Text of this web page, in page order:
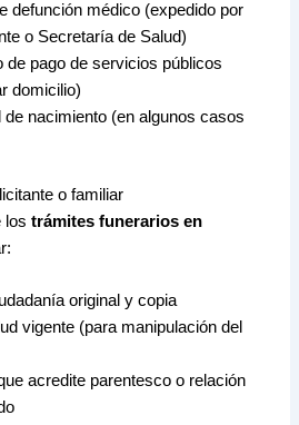
defunción médico (expedido por
o Secretaría de Salud)
de pago de servicios públicos
domicilio)
de nacimiento (en algunos casos
o familiar
lostrámites funerarios en
original y copia
vigente (para manipulación del
acredite parentesco o relación